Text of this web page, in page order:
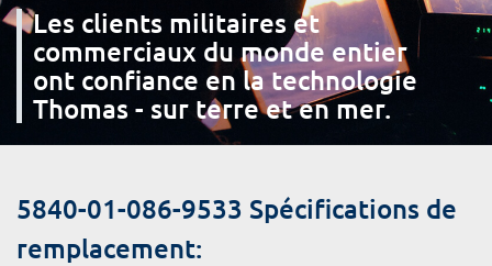
Les clients militaires et
commerciaux du monde entier
ont confiance en la technologie
Thomas - sur terre et en mer.
5840-01-086-9533 Spécifications de
remplacement: